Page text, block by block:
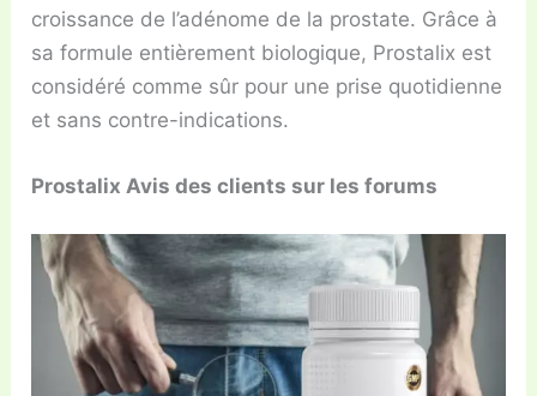
croissance de l’adénome de la prostate. Grâce à
sa formule entièrement biologique, Prostalix est
considéré comme sûr pour une prise quotidienne
et sans contre-indications.
Prostalix Avis des clients sur les forums